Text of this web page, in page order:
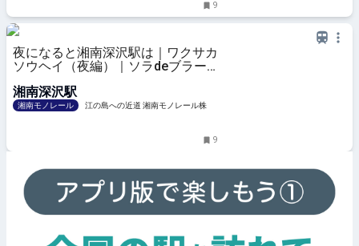
9
夜になると湘南深沢駅は｜ワクサカ
ソウヘイ（夜編）｜ソラdeブラー
湘南深沢駅
湘南モノレール
江の島への近道 湘南モノレール株式
9